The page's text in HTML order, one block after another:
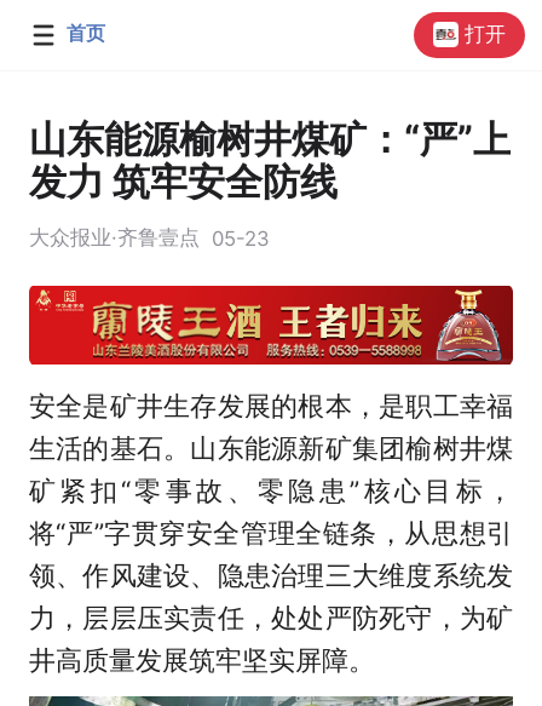
首页 打开
山东能源榆树井煤矿：“严”上
发力 筑牢安全防线
大众报业·齐鲁壹点 05-23
安全是矿井生存发展的根本，是职工幸福
生活的基石。山东能源新矿集团榆树井煤
矿紧扣“零事故、零隐患”核心目标，
将“严”字贯穿安全管理全链条，从思想引
领、作风建设、隐患治理三大维度系统发
力，层层压实责任，处处严防死守，为矿
井高质量发展筑牢坚实屏障。